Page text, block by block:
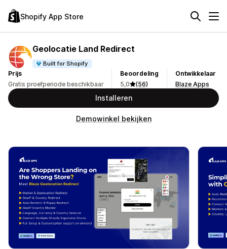
Shopify App Store
Geolocatie Land Redirect
Built for Shopify
Prijs
Gratis proefperiode beschikbaar
Beoordeling
5,0
(56)
Ontwikkelaar
Blaze Apps
Installeren
Demowinkel bekijken